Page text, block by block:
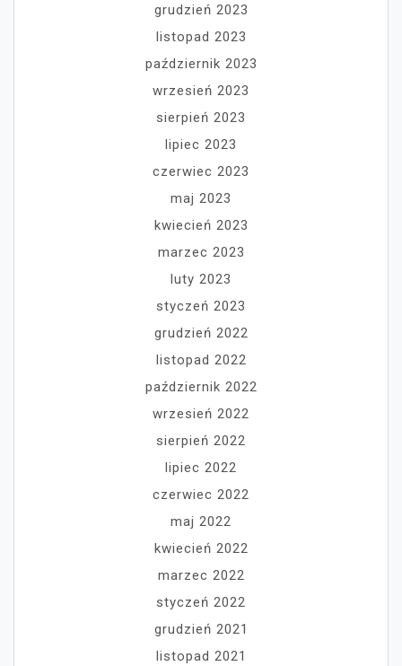
grudzień 2023
listopad 2023
październik 2023
wrzesień 2023
sierpień 2023
lipiec 2023
czerwiec 2023
maj 2023
kwiecień 2023
marzec 2023
luty 2023
styczeń 2023
grudzień 2022
listopad 2022
październik 2022
wrzesień 2022
sierpień 2022
lipiec 2022
czerwiec 2022
maj 2022
kwiecień 2022
marzec 2022
styczeń 2022
grudzień 2021
listopad 2021